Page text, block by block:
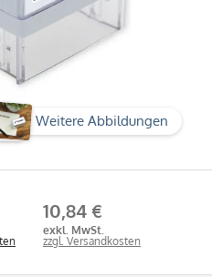
Weitere Abbildungen
10,84 €
exkl. MwSt.
zzgl. Versandkosten